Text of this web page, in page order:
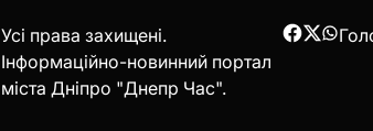
Усі права захищені.
Інформаційно-новинний портал
міста Дніпро "Днепр Час".
Facebook
Twitter